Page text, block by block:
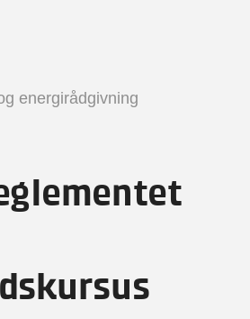
energirådgivning